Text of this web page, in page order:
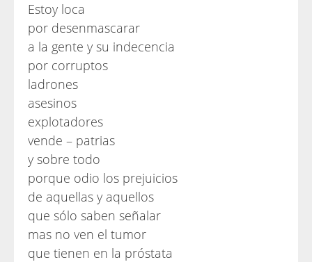
Estoy loca
por desenmascarar
a la gente y su indecencia
por corruptos
ladrones
asesinos
explotadores
vende – patrias
y sobre todo
porque odio los prejuicios
de aquellas y aquellos
que sólo saben señalar
mas no ven el tumor
que tienen en la próstata